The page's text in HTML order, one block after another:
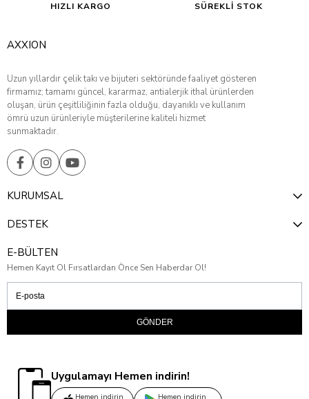
HIZLI KARGO SÜREKLİ STOK
AXXION
Uzun yıllardır çelik takı ve bijuteri sektöründe faaliyet gösteren
firmamız; tamamı güncel, kararmaz, antialerjik ithal ürünlerden
oluşan, ürün çeşitliliğinin fazla olduğu, dayanıklı ve kullanım
ömrü uzun ürünleriyle müşterilerine kaliteli hizmet
sunmaktadır.
KURUMSAL
DESTEK
E-BÜLTEN
Hemen Kayıt Ol Fırsatlardan Önce Sen Haberdar Ol!
GÖNDER
Uygulamayı Hemen indirin!
Hemen indirin Hemen indirin